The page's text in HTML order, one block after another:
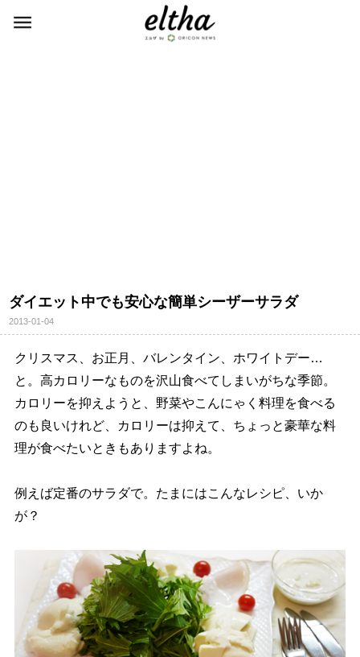
ダイエット中でも安心な簡単シーザーサラダ
2013-01-04
クリスマス、お正月、バレンタイン、ホワイトデー…
と。高カロリーなものを沢山食べてしまいがちな季節。
カロリーを抑えようと、野菜やこんにゃく料理を食べる
のも良いけれど、カロリーは抑えて、ちょっと豪華な料
理が食べたいときもありますよね。
例えば定番のサラダで。たまにはこんなレシピ、いか
が？